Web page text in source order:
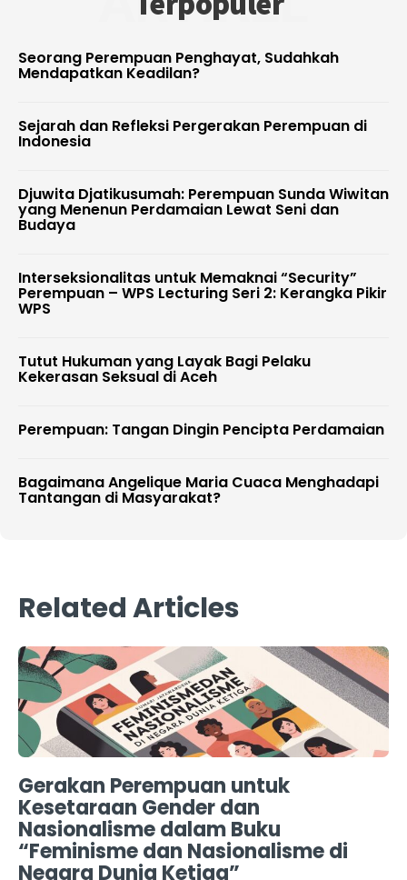
Seorang Perempuan Penghayat, Sudahkah
Mendapatkan Keadilan?
Sejarah dan Refleksi Pergerakan Perempuan di
Indonesia
Djuwita Djatikusumah: Perempuan Sunda Wiwitan
yang Menenun Perdamaian Lewat Seni dan
Budaya
Interseksionalitas untuk Memaknai “Security”
Perempuan – WPS Lecturing Seri 2: Kerangka Pikir
WPS
Tutut Hukuman yang Layak Bagi Pelaku
Kekerasan Seksual di Aceh
Perempuan: Tangan Dingin Pencipta Perdamaian
Bagaimana Angelique Maria Cuaca Menghadapi
Tantangan di Masyarakat?
Related Articles
Gerakan Perempuan untuk
Kesetaraan Gender dan
Nasionalisme dalam Buku
“Feminisme dan Nasionalisme di
Negara Dunia Ketiga”